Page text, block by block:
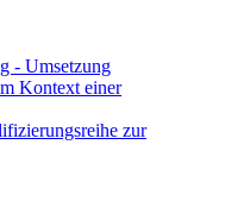
- Umsetzung
Kontext einer
zur